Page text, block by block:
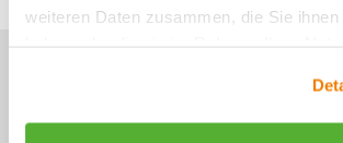
weiteren Daten zusammen, die Sie
Sie haben Fragen zu